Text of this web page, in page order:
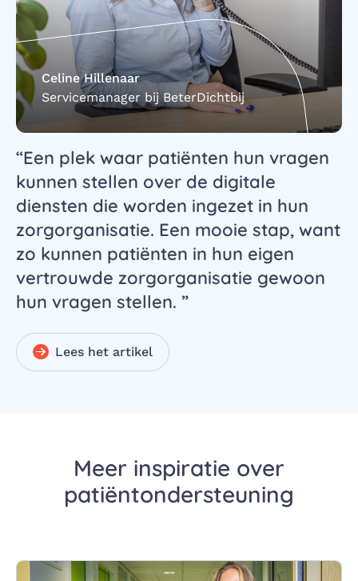
Celine Hillenaar
Servicemanager bij BeterDichtbij
Een plek waar patiënten hun vragen
kunnen stellen over de digitale
diensten die worden ingezet in hun
zorgorganisatie. Een mooie stap, want
zo kunnen patiënten in hun eigen
vertrouwde zorgorganisatie gewoon
hun vragen stellen.
Lees het artikel
Meer inspiratie over
patiëntondersteuning